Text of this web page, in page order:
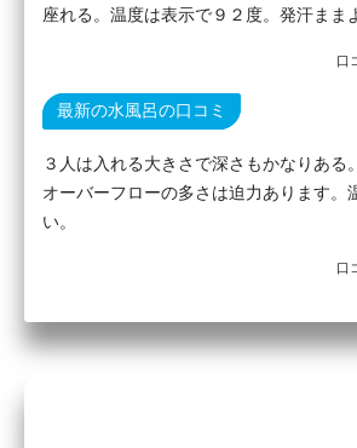
座れる。温度は表示で９２度。発汗まま
口
最新の水風呂の口コミ
３人は入れる大きさで深さもかなりある
オーバーフローの多さは迫力あります。
い。
口